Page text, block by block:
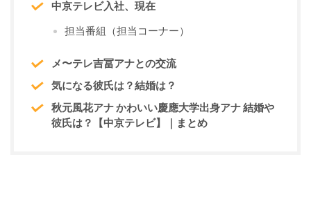
中京テレビ入社、現在
担当番組（担当コーナー）
メ〜テレ吉冨アナとの交流
気になる彼氏は？結婚は？
秋元風花アナ かわいい慶應大学出身アナ 結婚や
彼氏は？【中京テレビ】｜まとめ